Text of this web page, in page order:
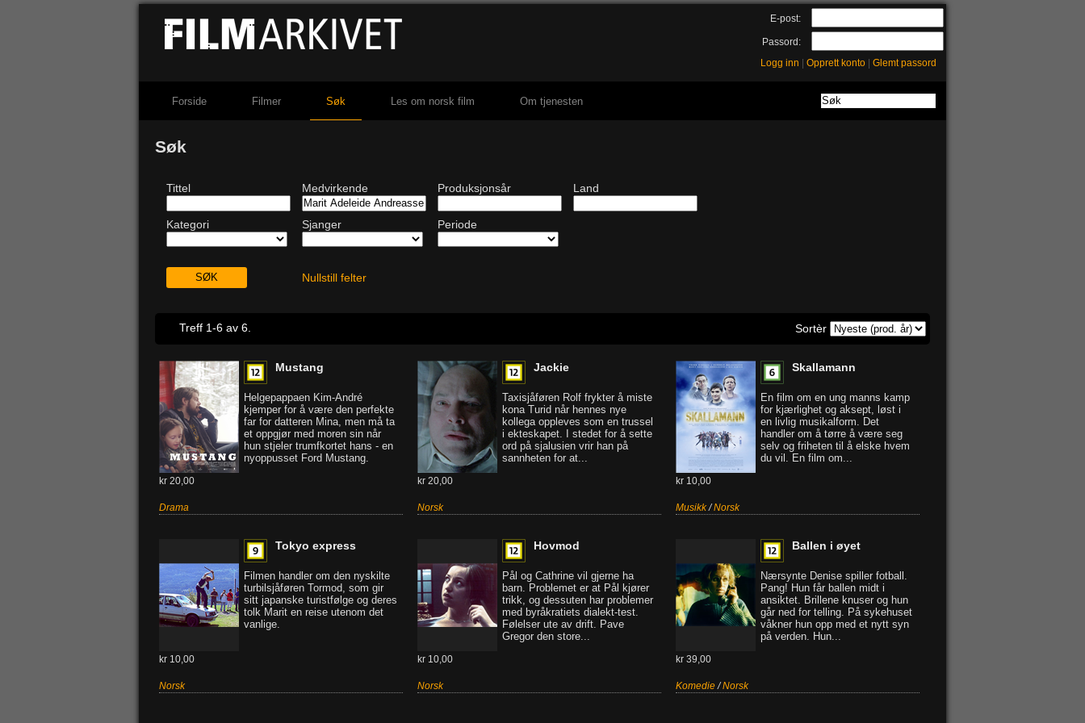
E-post:
Passord:
Logg inn
Opprett konto Glemt passord
Forside Filmer Søk Les om norsk film Om tjenesten
Søk
Tittel Medvirkende Produksjonsår Land
Kategori Sjanger Periode
Nullstill felter
Treff 1-6 av 6. Sortèr
Mustang
Helgepappaen Kim-André
kjemper for å være den perfekte
far for datteren Mina, men må ta
et oppgjør med moren sin når
hun stjeler trumfkortet hans - en
nyoppusset Ford Mustang.
kr 20,00
Drama
Jackie
Taxisjåføren Rolf frykter å miste
kona Turid når hennes nye
kollega oppleves som en trussel
i ekteskapet. I stedet for å sette
ord på sjalusien vrir han på
sannheten for at...
kr 20,00
Norsk
Skallamann
En film om en ung manns kamp
for kjærlighet og aksept, løst i
en livlig musikalform. Det
handler om å tørre å være seg
selv og friheten til å elske hvem
du vil. En film om...
kr 10,00
Musikk/Norsk
Tokyo express
Filmen handler om den nyskilte
turbilsjåføren Tormod, som gir
sitt japanske turistfølge og deres
tolk Marit en reise utenom det
vanlige.
kr 10,00
Norsk
Hovmod
Pål og Cathrine vil gjerne ha
barn. Problemet er at Pål kjører
trikk, og dessuten har problemer
med byråkratiets dialekt-test.
Følelser ute av drift. Pave
Gregor den store...
kr 10,00
Norsk
Ballen i øyet
Nærsynte Denise spiller fotball.
Pang! Hun får ballen midt i
ansiktet. Brillene knuser og hun
går ned for telling. På sykehuset
våkner hun opp med et nytt syn
på verden. Hun...
kr 39,00
Komedie/Norsk